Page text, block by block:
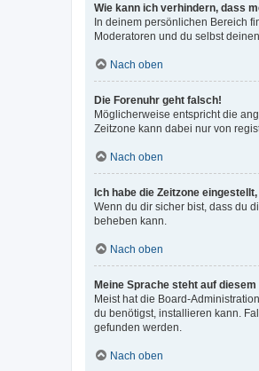
Wie kann ich verhindern, dass
In deinem persönlichen Bereich
Moderatoren und du selbst
Nach oben
Die Forenuhr geht falsch!
Möglicherweise entspricht die
Zeitzone kann dabei nur von
Nach oben
Ich habe die Zeitzone
Wenn du dir sicher bist, dass du
beheben kann.
Nach oben
Meine Sprache steht auf
Meist hat die Board-
du benötigst, installieren kann.
gefunden werden.
Nach oben